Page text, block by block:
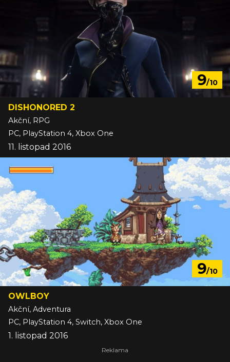
9/10
DISHONORED 2
Akční, RPG
PC, PlayStation 4, Xbox One
11. listopad 2016
9/10
OWLBOY
Akční, Adventura
PC, PlayStation 4, Switch, Xbox One
1. listopad 2016